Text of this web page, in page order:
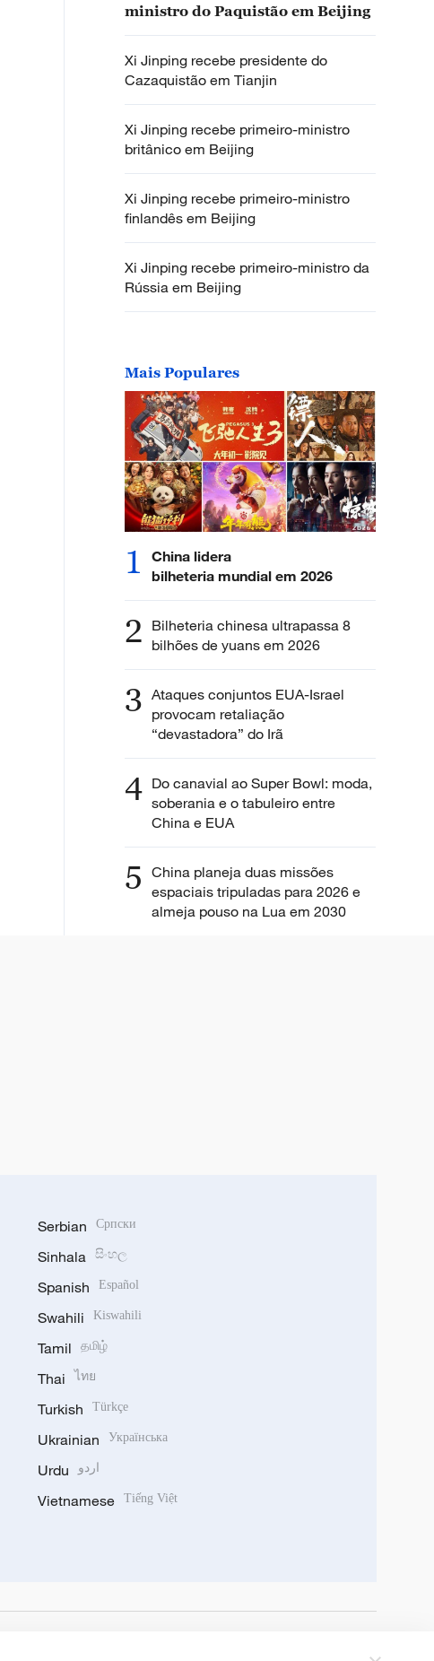
ministro do Paquistão em Beijing
Xi Jinping recebe presidente do
Cazaquistão em Tianjin
Xi Jinping recebe primeiro-ministro
britânico em Beijing
Xi Jinping recebe primeiro-ministro
finlandês em Beijing
Xi Jinping recebe primeiro-ministro da
Rússia em Beijing
Mais Populares
1
China lidera
bilheteria mundial em 2026
2 Bilheteria chinesa ultrapassa 8
bilhões de yuans em 2026
3 Ataques conjuntos EUA-Israel
provocam retaliação
“devastadora” do Irã
4 Do canavial ao Super Bowl: moda,
soberania e o tabuleiro entre
China e EUA
5 China planeja duas missões
espaciais tripuladas para 2026 e
almeja pouso na Lua em 2030
Serbian Српски
Sinhala සිංහල
Spanish Español
Swahili Kiswahili
Tamil தமிழ்
Thai ไทย
Turkish Türkçe
Ukrainian Українська
Urdu اردو
Vietnamese Tiếng Việt